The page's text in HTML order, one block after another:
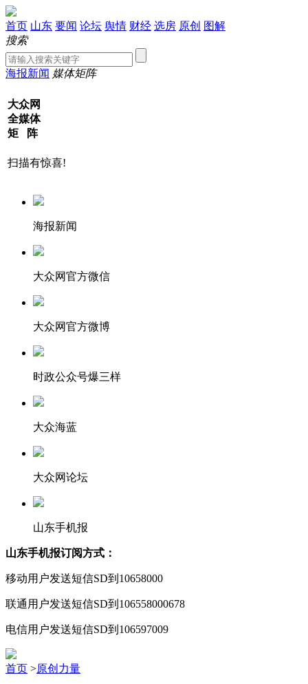
首页 山东 要闻 论坛 舆情 财经 选房 原创 图解
搜索
海报新闻 媒体矩阵
大众网
全媒体
矩 阵
扫描有惊喜!
海报新闻
大众网官方微信
大众网官方微博
时政公众号爆三样
大众海蓝
大众网论坛
山东手机报
山东手机报订阅方式：
移动用户发送短信SD到10658000
联通用户发送短信SD到106558000678
电信用户发送短信SD到106597009
首页 >原创力量